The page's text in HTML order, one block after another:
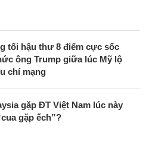
tối hậu thư 8 điểm cực sốc
ông Trump giữa lúc Mỹ lộ
chí mạng
gặp ĐT Việt Nam lúc này
gặp ếch”?